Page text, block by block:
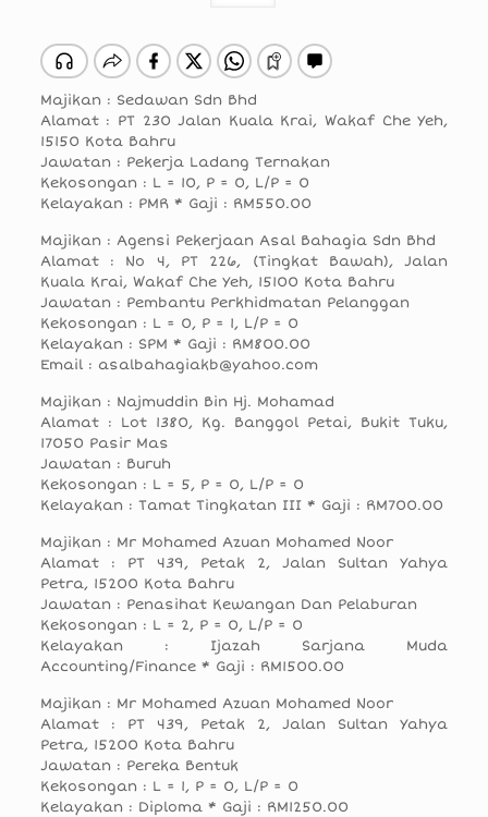
Majikan : Sedawan Sdn Bhd
Alamat : PT 230 Jalan Kuala Krai, Wakaf Che Yeh,
15150 Kota Bahru
Jawatan : Pekerja Ladang Ternakan
Kekosongan : L = 10, P = 0, L/P = 0
Kelayakan : PMR * Gaji : RM550.00
Majikan : Agensi Pekerjaan Asal Bahagia Sdn Bhd
Alamat : No 4, PT 226, (Tingkat Bawah), Jalan
Kuala Krai, Wakaf Che Yeh, 15100 Kota Bahru
Jawatan : Pembantu Perkhidmatan Pelanggan
Kekosongan : L = 0, P = 1, L/P = 0
Kelayakan : SPM * Gaji : RM800.00
Email : asalbahagiakb@yahoo.com
Majikan : Najmuddin Bin Hj. Mohamad
Alamat : Lot 1380, Kg. Banggol Petai, Bukit Tuku,
17050 Pasir Mas
Jawatan : Buruh
Kekosongan : L = 5, P = 0, L/P = 0
Kelayakan : Tamat Tingkatan III * Gaji : RM700.00
Majikan : Mr Mohamed Azuan Mohamed Noor
Alamat : PT 439, Petak 2, Jalan Sultan Yahya
Petra, 15200 Kota Bahru
Jawatan : Penasihat Kewangan Dan Pelaburan
Kekosongan : L = 2, P = 0, L/P = 0
Kelayakan : Ijazah Sarjana Muda
Accounting/Finance * Gaji : RM1500.00
Majikan : Mr Mohamed Azuan Mohamed Noor
Alamat : PT 439, Petak 2, Jalan Sultan Yahya
Petra, 15200 Kota Bahru
Jawatan : Pereka Bentuk
Kekosongan : L = 1, P = 0, L/P = 0
Kelayakan : Diploma * Gaji : RM1250.00